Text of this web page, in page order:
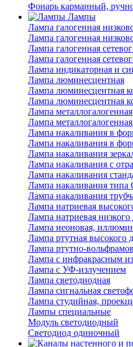
Фонарь карманный,
Лампы
Лампа галогенная
Лампа галогенная
Лампа галогенная
Лампа галогенная
Лампа индикаторная и
Лампа люминесцентная
Лампа люминесцентная
Лампа люминесцентная
Лампа металлогалогенная
Лампа
Лампа накаливания в
Лампа накаливания в
Лампа накаливания
Лампа накаливания с
Лампа накаливания
Лампа накаливания типа
Лампа накаливания
Лампа натриевая
Лампа натриевая низкого
Лампа неоновая,
Лампа ртутная высокого
Лампа ртутно-
Лампа с инфракрасным
Лампа с УФ-излучением
Лампа светодиодная
Лампа сигнальная
Лампа студийная,
Лампы специальные
Модуль светодиодный
Светодиод одиночный